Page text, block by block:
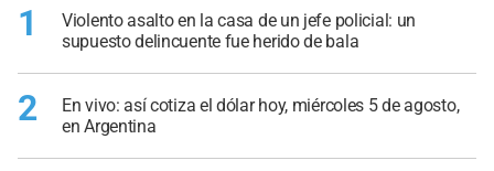
1
Violento asalto en la casa de un jefe policial: un
supuesto delincuente fue herido de bala
2
En vivo: así cotiza el dólar hoy, miércoles 5 de agosto,
en Argentina